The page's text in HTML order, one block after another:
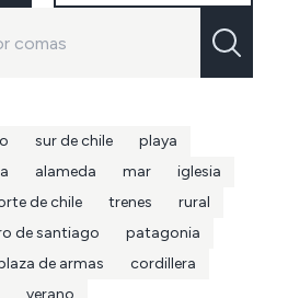
sur de chile
playa
alameda mar
iglesia
de chile trenes
rural
de santiago
patagonia
de armas
cordillera
verano